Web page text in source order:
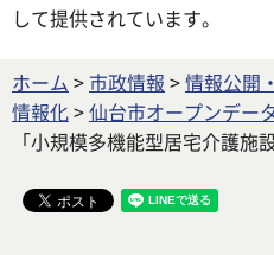
して提供されています。
ホーム >市政情報 >情報公開
情報化>仙台市オープンデー
「小規模多機能型居宅介護施設